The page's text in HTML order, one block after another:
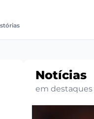
Notícias
em destaques